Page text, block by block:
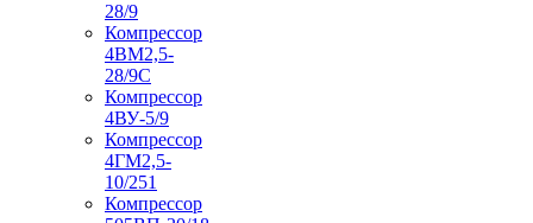
28/9
Компрессор
4ВМ2,5-
28/9С
Компрессор
4ВУ-5/9
Компрессор
4ГМ2,5-
10/251
Компрессор